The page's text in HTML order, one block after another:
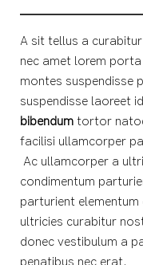
A sit tellus a
nec amet lorem
montes suspendisse
suspendisse laoreet
bibendum tortor
facilisi ullamcorper
Ac ullamcorper a
condimentum
parturient
ultricies curabitur
donec vestibulum a